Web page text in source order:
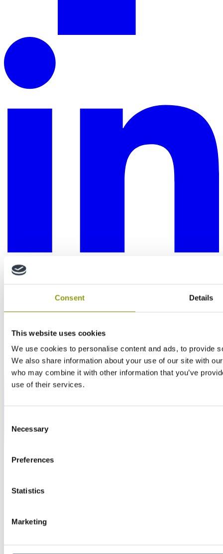
Consent Details
This website uses cookies
We use cookies to personalise content and ads, to provide
We also share information about your use of our site with
who may combine it with other information that you’ve
use of their services.
Selection
Necessary
Preferences
Statistics
Marketing